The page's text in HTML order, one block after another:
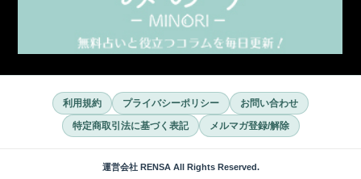
利用規約 プライバシーポリシー お問い合わせ
特定商取引法に基づく表記 メルマガ登録/解除
運営会社 RENSA All Rights Reserved.